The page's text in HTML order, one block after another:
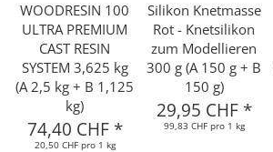
WOODRESIN 100
ULTRA PREMIUM
CAST RESIN
SYSTEM 3,625 kg
(A 2,5 kg + B 1,125
kg)
74,40 CHF *
20,50 CHF pro 1 kg
Silikon Knetmasse
Rot - Knetsilikon
zum Modellieren
300 g (A 150 g + B
150 g)
29,95 CHF *
99,83 CHF pro 1 kg